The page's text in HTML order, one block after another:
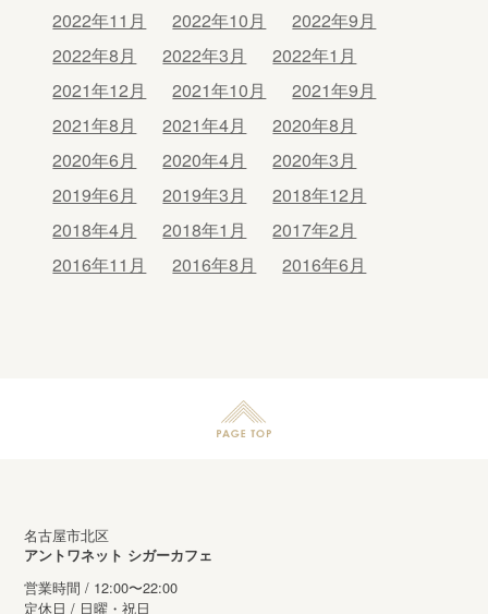
2022年11月
2022年10月
2022年9月
2022年8月
2022年3月
2022年1月
2021年12月
2021年10月
2021年9月
2021年8月
2021年4月
2020年8月
2020年6月
2020年4月
2020年3月
2019年6月
2019年3月
2018年12月
2018年4月
2018年1月
2017年2月
2016年11月
2016年8月 2016年6月
名古屋市北区
アントワネット シガーカフェ
営業時間 / 12:00〜22:00
定休日 / 日曜・祝日